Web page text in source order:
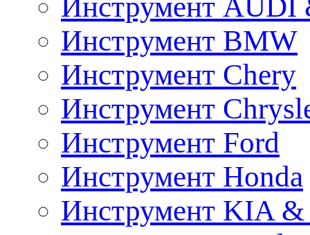
Инструмент BMW
Инструмент Chery
Инструмент
Инструмент Ford
Инструмент Honda
Инструмент KIA